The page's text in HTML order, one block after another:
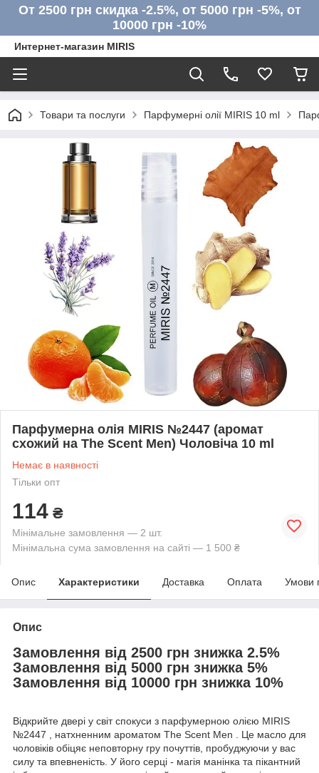
От 2500 грн скидка -2.5%, от 5000 грн -5%, от
10000 грн -10%
Интернет-магазин MIRIS
Товари та послуги Парфумерні олії MIRIS 10 ml
Парфумерна олія MIRIS №2447 (аромат
схожий на The Scent Men) Чоловіча 10 ml
Немає в наявності
Тільки опт
114 ₴
Мінімальне замовлення — 2 шт.
Мінімальна сума замовлення на сайті — 1 500 ₴
Опис Характеристики Доставка Оплата Умови
Опис
Замовлення від 2500 грн знижка 2.5%
Замовлення від 5000 грн знижка 5%
Замовлення від 10000 грн знижка 10%
Відкрийте двері у світ спокуси з парфумерною олією MIRIS
№2447 , натхненним ароматом The Scent Men . Це масло для
чоловіків обіцяє неповторну гру почуттів, пробуджуючи у вас
силу та впевненість. У його серці - магія манінка та пікантний